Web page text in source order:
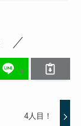
4人目！